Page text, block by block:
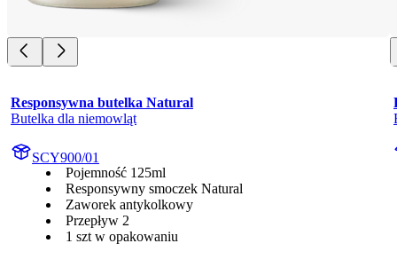
Responsywna butelka Natural
Butelka dla niemowląt
SCY900/01
Pojemność 125ml
Responsywny smoczek Natural
Zaworek antykolkowy
Przepływ 2
1 szt w opakowaniu